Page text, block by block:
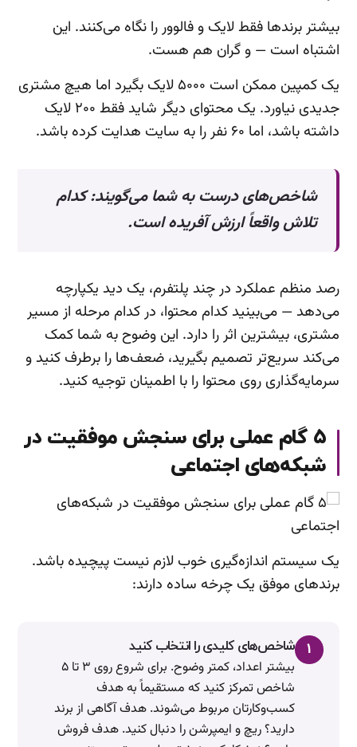
بیشتر برندها فقط لایک و فالوور را نگاه می‌کنند. این
اشتباه است — و گران هم هست.
یک کمپین ممکن است ۵۰۰۰ لایک بگیرد اما هیچ مشتری
جدیدی نیاورد. یک محتوای دیگر شاید فقط ۲۰۰ لایک
داشته باشد، اما ۶۰ نفر را به سایت هدایت کرده باشد.
شاخص‌های درست به شما می‌گویند: کدام
تلاش واقعاً ارزش آفریده است.
رصد منظم عملکرد در چند پلتفرم، یک دید یکپارچه
می‌دهد — می‌بینید کدام محتوا، در کدام مرحله از مسیر
مشتری، بیشترین اثر را دارد. این وضوح به شما کمک
می‌کند سریع‌تر تصمیم بگیرید، ضعف‌ها را برطرف کنید و
سرمایه‌گذاری روی محتوا را با اطمینان توجیه کنید.
۵ گام عملی برای سنجش موفقیت در
شبکه‌های اجتماعی
یک سیستم اندازه‌گیری خوب لازم نیست پیچیده باشد.
برندهای موفق یک چرخه ساده دارند:
۱ شاخص‌های کلیدی را انتخاب کنید
بیشتر اعداد، کمتر وضوح. برای شروع روی ۳ تا ۵
شاخص تمرکز کنید که مستقیماً به هدف
کسب‌وکارتان مربوط می‌شوند. هدف آگاهی از برند
دارید؟ ریچ و ایمپرشن را دنبال کنید. هدف فروش